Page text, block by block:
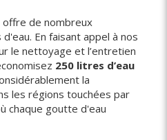
offre de nombreux
En faisant appel à nos
le nettoyage et l’entretien
250 litres d’eau
la
les régions touchées par
chaque goutte d'eau